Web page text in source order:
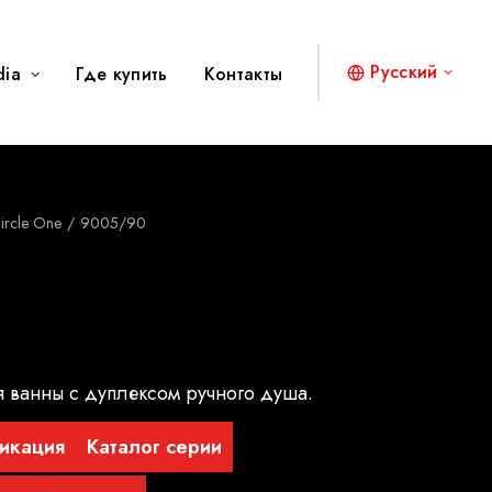
Где купить Контакты Русский
One 9005/90
с дуплексом ручного душа.
Каталог серии